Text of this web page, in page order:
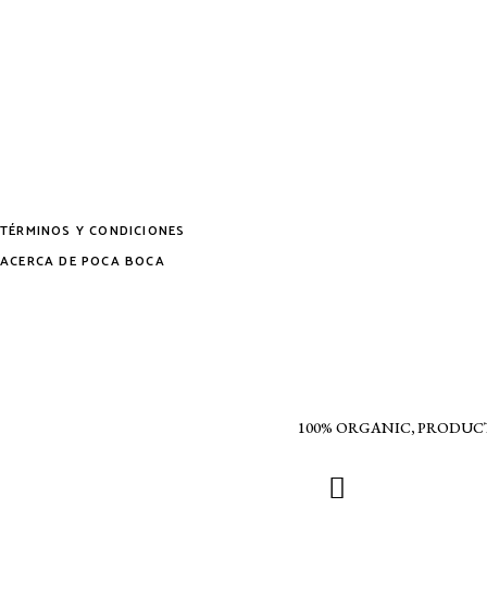
TÉRMINOS Y CONDICIONES
ACERCA DE POCA BOCA
100% ORGANIC,